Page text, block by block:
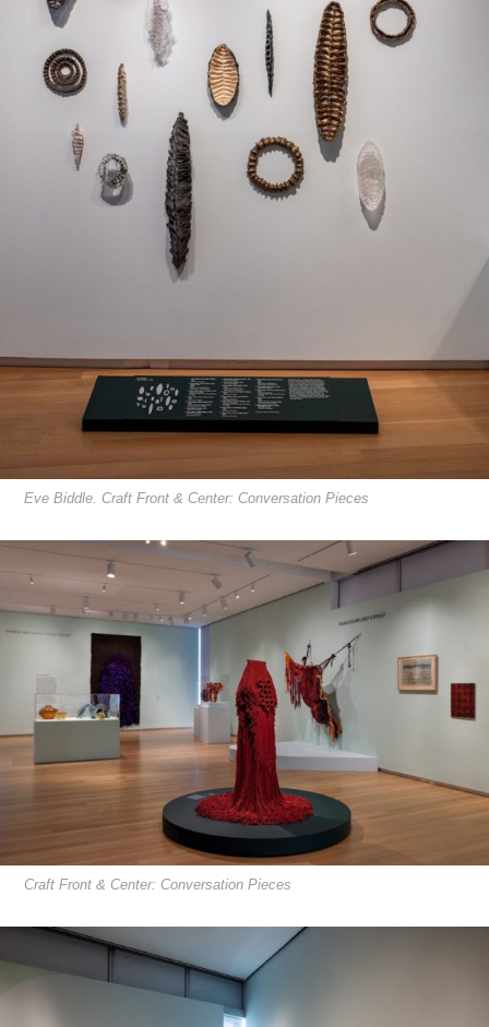
Eve Biddle. Craft Front & Center: Conversation Pieces
Craft Front & Center: Conversation Pieces